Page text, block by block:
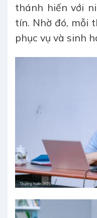
thánh hiến với
tín. Nhờ đó, mỗi
phục vụ và sinh